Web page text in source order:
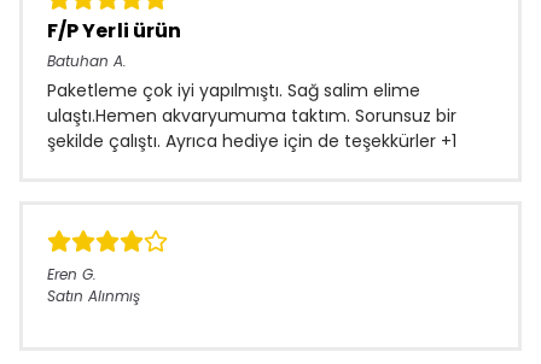
F/P Yerli ürün
Batuhan A.
Paketleme çok iyi yapılmıştı. Sağ salim elime
ulaştı.Hemen akvaryumuma taktım. Sorunsuz bir
şekilde çalıştı. Ayrıca hediye için de teşekkürler +1
Eren G.
Satın Alınmış